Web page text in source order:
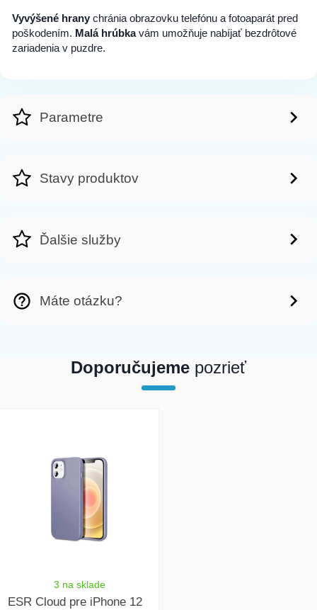
‎Vyvýšené hrany‎‎ chránia obrazovku telefónu a fotoaparát pred
poškodením. ‎ ‎Malá hrúbka‎‎ vám umožňuje nabíjať bezdrôtové
zariadenia v puzdre.‎
Parametre
Stavy produktov
Ďalšie služby
Máte otázku?
Doporučujeme pozrieť
3 na sklade
‎ESR Cloud pre iPhone 12